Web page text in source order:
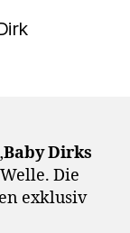
Baby Dirks
Die
exklusiv